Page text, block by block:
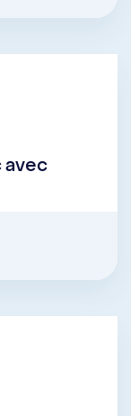
avec